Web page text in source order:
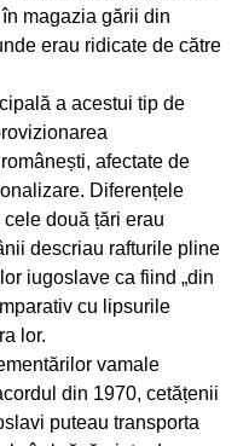
magazia gării din
erau ridicate de către
a acestui tip de
afectate de
Diferențele
două țări erau
descriau rafturile pline
iugoslave ca fiind „din
cu lipsurile
lor.
vamale
din 1970, cetățenii
puteau transporta